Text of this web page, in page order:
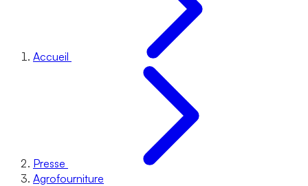
Accueil
Presse
Agrofourniture